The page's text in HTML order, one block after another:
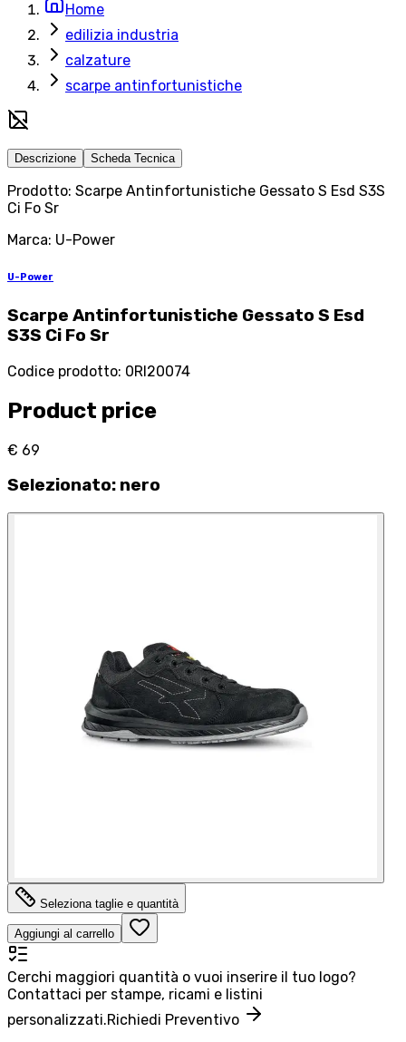
Home
edilizia industria
calzature
scarpe antinfortunistiche
Descrizione Scheda Tecnica
Prodotto: Scarpe Antinfortunistiche Gessato S Esd S3S
Ci Fo Sr
Marca: U-Power
U-Power
Scarpe Antinfortunistiche Gessato S Esd
S3S Ci Fo Sr
Codice prodotto: 0RI20074
Product price
€ 69
Selezionato: nero
Seleziona taglie e quantità
Aggiungi al carrello
Cerchi maggiori quantità o vuoi inserire il tuo logo?
Contattaci per stampe, ricami e listini
personalizzati.Richiedi Preventivo